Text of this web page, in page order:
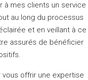
à mes clients un service
au long du processus
et en veillant à ce
assurés de bénéficier
offrir une expertise